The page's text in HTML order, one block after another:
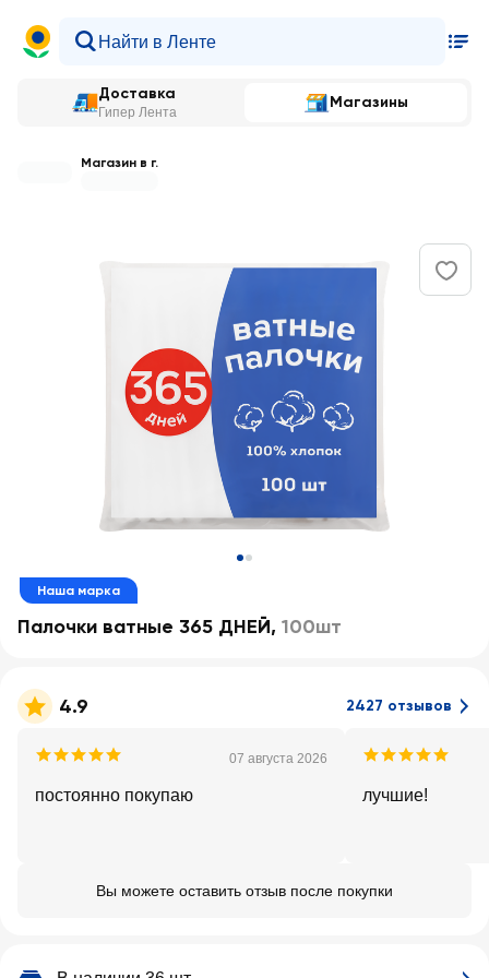
Доставка
Гипер Лента
Магазины
Магазин в г.
Наша марка
Палочки ватные 365 ДНЕЙ, 100шт
4.9 2427 отзывов
07 августа 2026
постоянно покупаю лучшие!
Вы можете оставить отзыв после покупки